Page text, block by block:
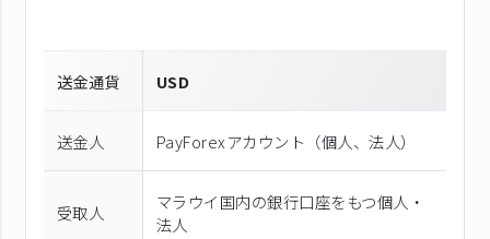
送金通貨 USD
送金人 PayForexアカウント（個⼈、法⼈）
受取人
マラウイ国内の銀行口座をもつ個人・
法人